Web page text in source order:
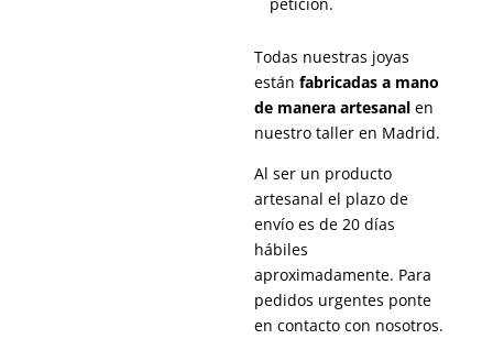
Todas nuestras joyas
estánfabricadas a mano
de manera artesanal en
nuestro taller en Madrid.
Al ser un producto
artesanal el plazo de
envío es de 20 días
hábiles
aproximadamente. Para
pedidos urgentes ponte
en contacto con nosotros.